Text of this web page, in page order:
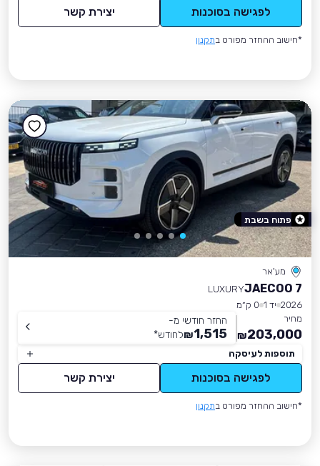
לפגישה בסוכנות יצירת קשר
*חישוב ההחזר מפורט בתקנון
מע'אר
JAECOO 7
LUXURY
2026 יד 1
0 ק״מ
מחיר
203,000
₪
החזר חודשי מ-
1,515
₪לחודש*
תוספות לעיסקה
לפגישה בסוכנות יצירת קשר
*חישוב ההחזר מפורט בתקנון
פתוח בשבת